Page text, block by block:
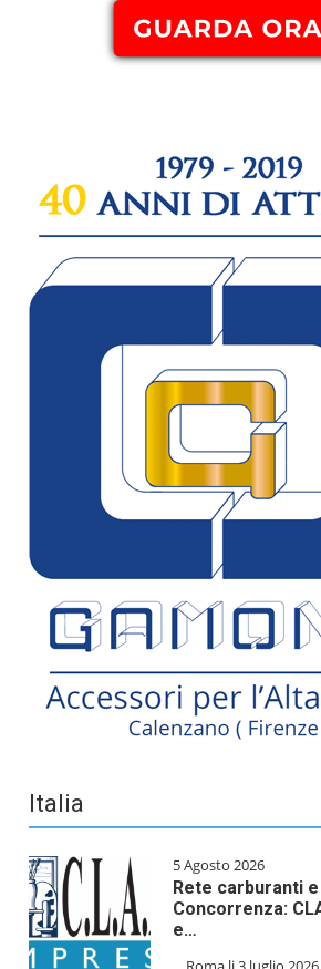
Italia
5 Agosto 2026
Rete carburanti e
Concorrenza:
e…